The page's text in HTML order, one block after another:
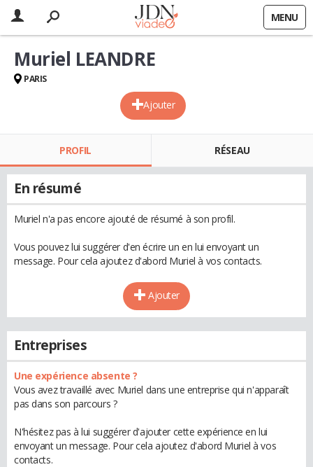
MENU
Ajouter
Muriel LEANDRE
PARIS
PROFIL RÉSEAU
En résumé
Muriel n'a pas encore ajouté de résumé à son profil.
Vous pouvez lui suggérer d'en écrire un en lui envoyant un
message. Pour cela ajoutez d'abord Muriel à vos contacts.
Ajouter
Entreprises
Une expérience absente ?
Vous avez travaillé avec Muriel dans une entreprise qui n'apparaît
pas dans son parcours ?
N'hésitez pas à lui suggérer d'ajouter cette expérience en lui
envoyant un message. Pour cela ajoutez d'abord Muriel à vos
contacts.